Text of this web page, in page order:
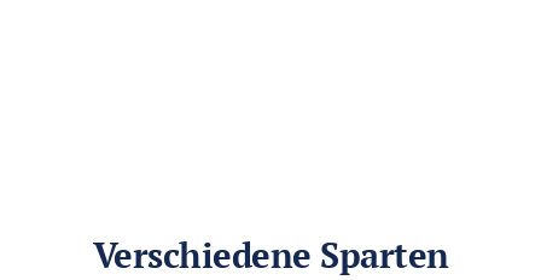
Verschiedene Sparten